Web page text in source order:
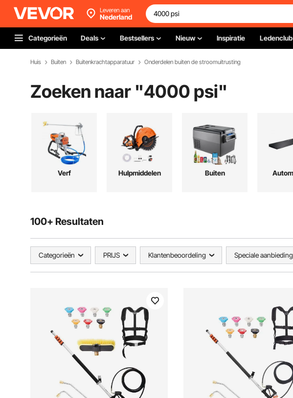
Leveren aan
Nederland
Categorieën Deals Bestsellers Nieuw Inspiratie Ledenclub
Huis Buiten Buitenkrachtapparatuur Onderdelen buiten de stroomuitrusting
Zoeken naar "4000 psi"
Verf Hulpmiddelen Buiten
100+ Resultaten
Categorieën PRIJS Klantenbeoordeling Speciale